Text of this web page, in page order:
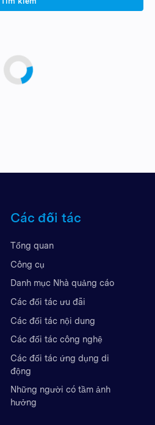
Các đối tác
Tổng quan
Công cụ
Danh mục Nhà quảng cáo
Các đối tác ưu đãi
Các đối tác nội dung
Các đối tác công nghệ
Các đối tác ứng dụng di
động
Những người có tầm ảnh
hưởng